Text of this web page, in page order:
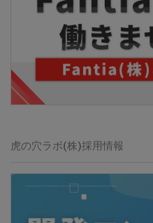
虎の穴ラボ(株)採用情報